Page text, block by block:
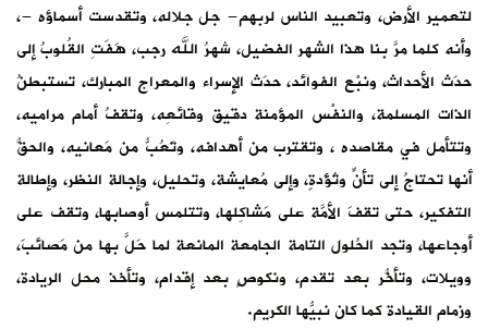
لتعمير الأرض، وتعبيد الناس لربهم- جل جلاله، وتقدست أسماؤه -،
وأنه كلما مرَّ بنا هذا الشهر الفضيل، شهرُ الله رجب، هَفَتِ القُلوبُ إلى
حدَث الأحداث، ونبْع الفوائد، حدَث الإسراء والمعراج المبارك، تستبطنُ
الذات المسلمة، والنفْس المؤمنة دقيق وقائعِه، وتقفُ أمام مراميه،
وتتأمل في مقاصده ، وتقترب من أهدافه، وتَعُبُّ من مَعانيه، والحقُّ
أنها تحتاجُ إلى تأنٍّ وتُؤَدةٍ، وإلى مُعايشة، وتحليل، وإجالة النظر، وإطالة
التفكير، حتى تقفَ الأمَّة على مَشاكِلها، وتتلمس أوصابها، وتقف على
أوجاعها، وتجد الحُلول التامة الجامعة المانعة لما حَلَّ بها من مَصائبَ،
وويلات، وتأخُّر بعد تقدم، ونكوصٍ بعد إقدام، وتأخذ محل الريادة،
وزمام القيادة كما كان نبيُّها الكريم.